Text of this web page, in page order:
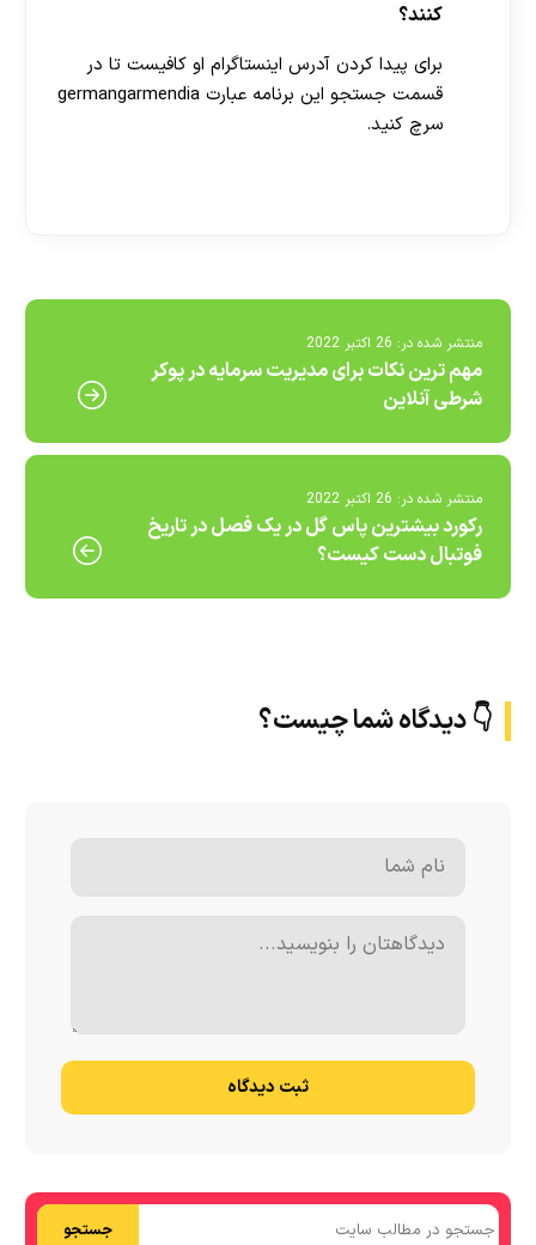
کنند؟
برای پیدا کردن آدرس اینستاگرام او کافیست تا در
قسمت جستجو این برنامه عبارت germangarmendia
سرچ کنید.
منتشر شده در: 26 اکتبر 2022
مهم ترین نکات برای مدیریت سرمایه در پوکر
شرطی آنلاین
منتشر شده در: 26 اکتبر 2022
رکورد بیشترین پاس گل در یک فصل در تاریخ
فوتبال دست کیست؟
👇 دیدگاه شما چیست؟
ثبت دیدگاه
جستجو